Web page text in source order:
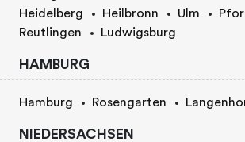
Heidelberg
Heilbronn Ulm
Reutlingen
Ludwigsburg
HAMBURG
Hamburg Rosengarten
NIEDERSACHSEN